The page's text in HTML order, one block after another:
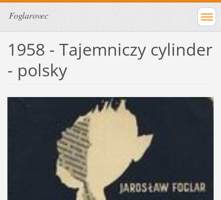
Foglarovec
1958 - Tajemniczy cylinder
- polsky